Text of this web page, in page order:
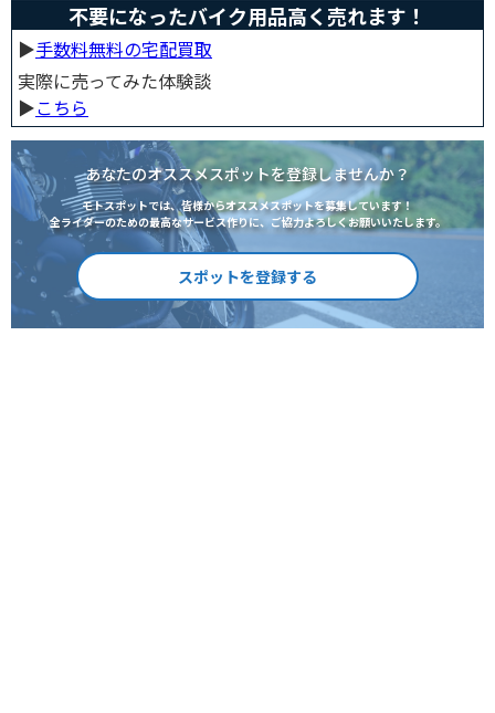
不要になったバイク用品高く売れます！
▶︎手数料無料の宅配買取
実際に売ってみた体験談
▶︎こちら
あなたのオススメスポットを登録しませんか？
モトスポットでは、皆様からオススメスポットを募集しています！
全ライダーのための最高なサービス作りに、ご協力よろしくお願いいたします。
スポットを登録する